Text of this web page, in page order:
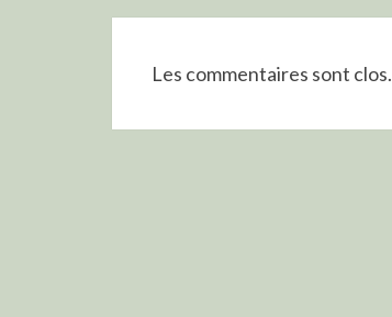
Les commentaires sont clos.